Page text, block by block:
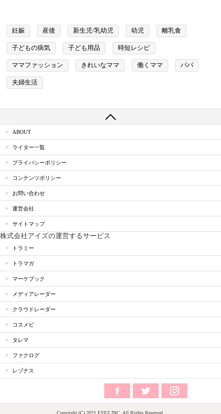
妊娠 産後 新生児/乳幼児 幼児 離乳食
子どもの病気 子ども用品 時短レシピ
ママファッション きれいなママ 働くママ パパ
夫婦生活
ABOUT
ライター一覧
プライバシーポリシー
コンテンツポリシー
お問い合わせ
運営会社
サイトマップ
株式会社アイズの運営するサービス
トラミー
トラマガ
マーケブック
メディアレーダー
クラウドレーダー
コスメビ
タレマ
ファクログ
レゾナス
Copyright (C) 2021 EYEZ INC. All Rights Reserved.